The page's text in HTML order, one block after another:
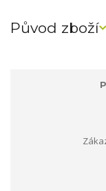
Původ zboží